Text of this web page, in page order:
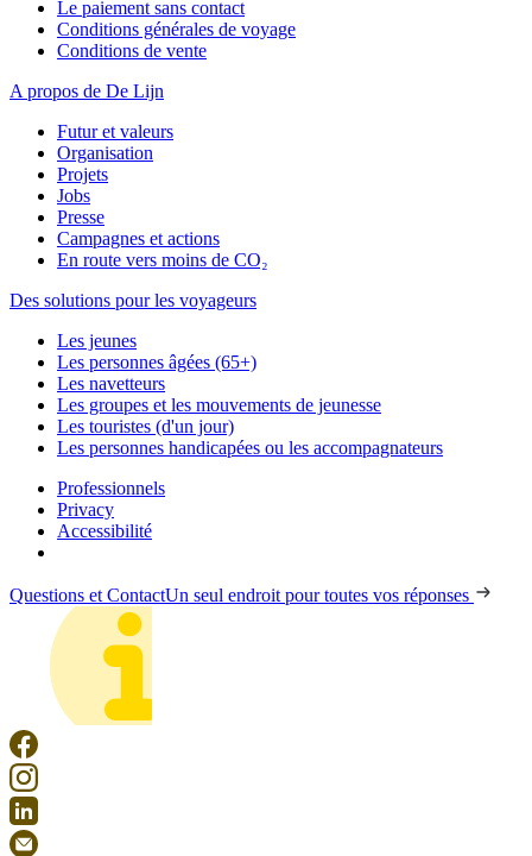
Le paiement sans contact
Conditions générales de voyage
Conditions de vente
A propos de De Lijn
Futur et valeurs
Organisation
Projets
Jobs
Presse
Campagnes et actions
En route vers moins de CO₂
Des solutions pour les voyageurs
Les jeunes
Les personnes âgées (65+)
Les navetteurs
Les groupes et les mouvements de jeunesse
Les touristes (d'un jour)
Les personnes handicapées ou les accompagnateurs
Professionnels
Privacy
Accessibilité
Questions et ContactUn seul endroit pour toutes vos réponses